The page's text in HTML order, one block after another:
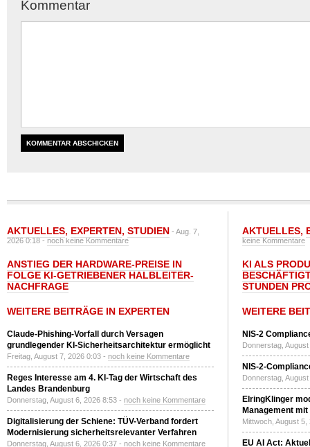
Kommentar
AKTUELLES, EXPERTEN, STUDIEN - Aug. 7,
2026 0:18 -noch keine Kommentare
ANSTIEG DER HARDWARE-PREISE IN
FOLGE KI-GETRIEBENER HALBLEITER-
NACHFRAGE
WEITERE BEITRÄGE IN EXPERTEN
Claude-Phishing-Vorfall durch Versagen
grundlegender KI-Sicherheitsarchitektur ermöglicht
Freitag, August 7, 2026 0:03 - noch keine Kommentare
Reges Interesse am 4. KI-Tag der Wirtschaft des
Landes Brandenburg
Donnerstag, August 6, 2026 8:53 - noch keine Kommentare
Digitalisierung der Schiene: TÜV-Verband fordert
Modernisierung sicherheitsrelevanter Verfahren
Donnerstag, August 6, 2026 0:37 - noch keine Kommentare
AKTUELLES,
keine Kommentare
KI ALS
STUNDEN
WEITERE
NIS-2
Donnerstag,
NIS-2-
Donnerstag,
ElringKlinger
Management
Mittwoch, August
EU AI Act: